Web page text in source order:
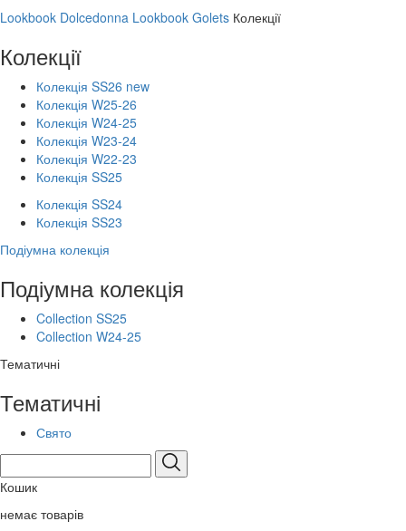
Lookbook Dolcedonna Lookbook Golets Колекції
Колекції
Колекція SS26 new
Колекція W25-26
Колекція W24-25
Колекція W23-24
Колекція W22-23
Колекція SS25
Колекція SS24
Колекція SS23
Подіумна колекція
Подіумна колекція
Collection SS25
Collection W24-25
Тематичні
Тематичні
Свято
Кошик
немає товарів